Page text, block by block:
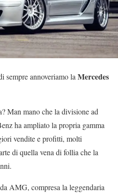
sempre annoveriamo laMercedes
Man mano che la divisione ad
ha ampliato la propria gamma
vendite e profitti, molti
di quella vena di follia che la
AMG, compresa la leggendaria